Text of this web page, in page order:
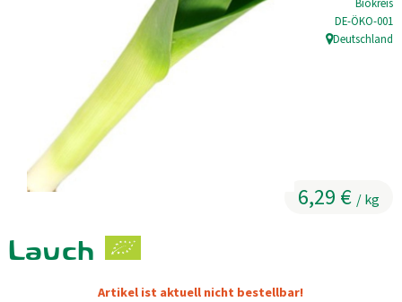
GrüneWelt Bäckerei
Vorratskammer
Getränke
Kosmetik
So geht’s
Lauch
6,29 € / kg
Biokreis
,DE-ÖKO-001
, Herkunft:
Deutschland
Artikel ist aktuell nicht bestellbar!